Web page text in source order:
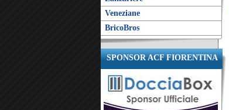
Veneziane
BricoBros
SPONSOR ACF FIORENTINA